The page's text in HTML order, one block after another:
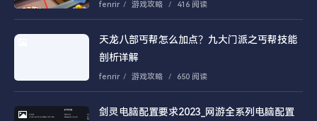
fenrir / 游戏攻略 / 416 阅读
天龙八部丐帮怎么加点？九大门派之丐帮技能
剖析详解
fenrir / 游戏攻略 / 650 阅读
剑灵电脑配置要求2023_网游全系列电脑配置